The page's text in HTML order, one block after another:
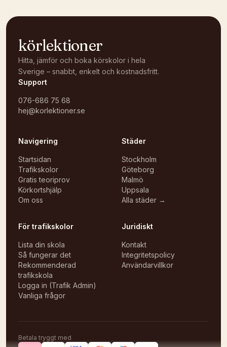
körlektioner
Hitta, jämför och boka körskolor i hela
Sverige – snabbt, enkelt och kostnadsfritt.
Support
076-686 75 68
hej@korlektioner.se
Navigering
Startsidan
Trafikskolor
Gratis teoriprov
Körkortshjälp
Om oss
Städer
Stockholm
Göteborg
Malmö
Uppsala
Alla städer →
För trafikskolor
Lista din skola
Så fungerar det
Rekommenderad
trafikskola
Logga in (Trafik Admin)
Vanliga frågor
Juridiskt
Kontakt
Integritetspolicy
Användarvillkor
Betala tryggt med